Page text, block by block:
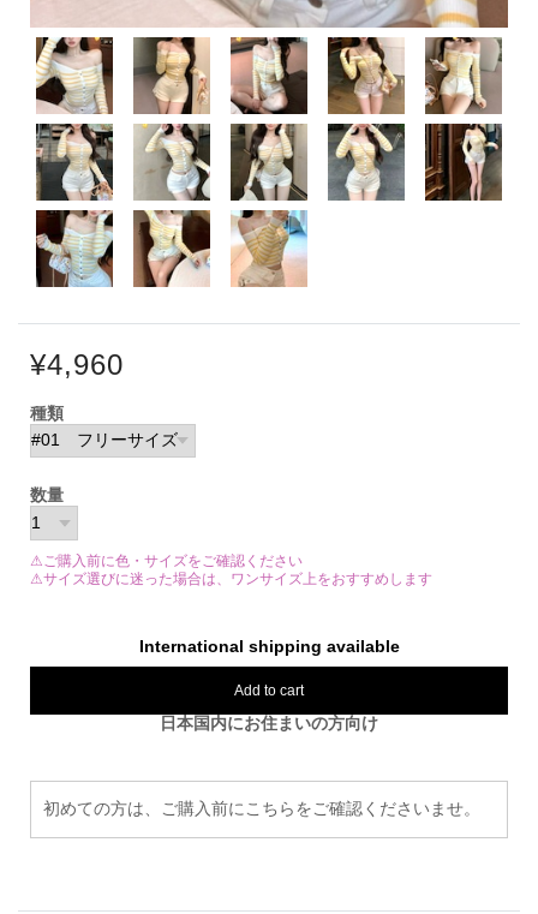
¥4,960
種類
数量
⚠ご購入前に色・サイズをご確認ください
⚠サイズ選びに迷った場合は、ワンサイズ上をおすすめします
International shipping available
Add to cart
日本国内にお住まいの方向け
初めての方は、ご購入前にこちらをご確認くださいませ。